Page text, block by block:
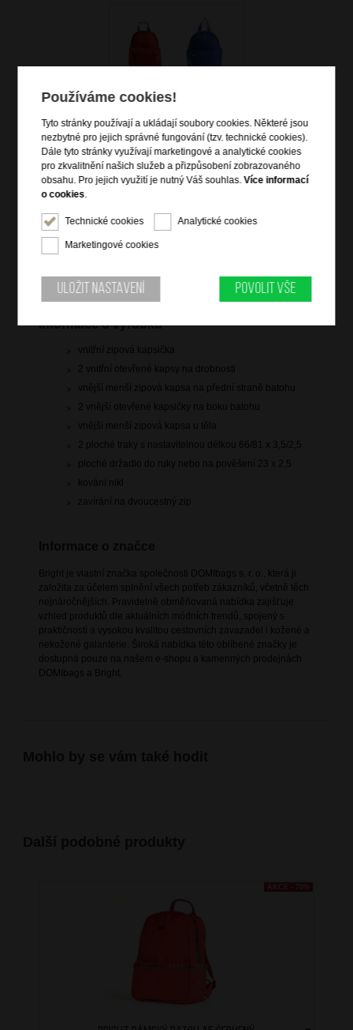
450 Kč
původní cena: 1 499 Kč
Hlídací pes
Bright je vlastní značka společnosti DOMIbags s. r. o., která ji
založila za účelem splnění všech potřeb zákazníků, včetně těch
nejnáročnějších. Pravidelně obměňovaná nabídka zajišťuje
vzhled produktů dle aktuálních módních trendů, spojený s
praktičností a vysokou kvalitou cestovních zavazadel i kožené a
nekožené galanterie. Široká nabídka této oblíbené značky je
dostupná pouze na našem e-shopu a kamenných prodejnách
DOMIbags a Bright.
Informace o výrobku
vnitřní zipová kapsička
2 vnitřní otevřené kapsy na drobnosti
vnější menší zipová kapsa na přední straně batohu
2 vnější otevřené kapsičky na boku batohu
vnější menší zipová kapsa u těla
2 ploché traky s nastavitelnou délkou 66/81 x 3,5/2,5
ploché držadlo do ruky nebo na pověšení 23 x 2,5
kování nikl
zavírání na dvoucestný zip
Používáme cookies!
Tyto stránky používají a ukládají soubory cookies. Některé jsou
nezbytné pro jejich správné fungování (tzv. technické cookies).
Dále tyto stránky využívají marketingové a analytické cookies
pro zkvalitnění našich služeb a přizpůsobení zobrazovaného
obsahu. Pro jejich využití je nutný Váš souhlas.Více informací
o cookies.
Technické cookies Analytické cookies
Marketingové cookies
Uložit nastavení Povolit vše